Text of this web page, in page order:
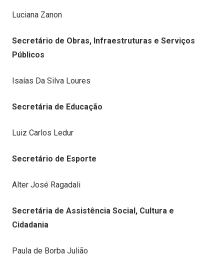
Luciana Zanon
Secretário de Obras, Infraestruturas e Serviços
Públicos
Isaías Da Silva Loures
Secretária de Educação
Luiz Carlos Ledur
Secretário de Esporte
Alter José Ragadali
Secretária de Assistência Social, Cultura e
Cidadania
Paula de Borba Julião